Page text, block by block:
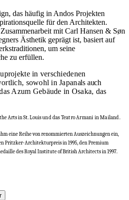
das häufig in Andos Projekten
für den Architekten.
mit Carl Hansen & Søn
Ästhetik geprägt ist, basiert auf
um seine
zu erfüllen.
in verschiedenen
sowohl in Japanals auch
Azum Gebäude in Osaka, das
Arts in St. Louisund das Teatro Armani in Mailand.
eine Reihe von renommierten Auszeichnungen ein,
Pritzker-Architekturpreis in 1995, den Premium
des Royal Institute of British Architects in 1997.